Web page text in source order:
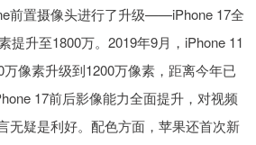
前置摄像头进行了升级——iPhone 17全
提升至1800万。2019年9月，iPhone 11
像素升级到1200万像素，距离今年已
17前后影像能力全面提升，对视频
无疑是利好。配色方面，苹果还首次新